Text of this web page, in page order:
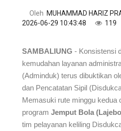
Oleh MUHAMMAD HARIZ
2026-06-29 10:43:48
119
SAMBALIUNG - Konsistensi
kemudahan layanan
(Adminduk) terus dibuktikan
dan Pencatatan Sipil
Memasuki rute minggu kedua
program Jemput Bola
tim pelayanan keliling